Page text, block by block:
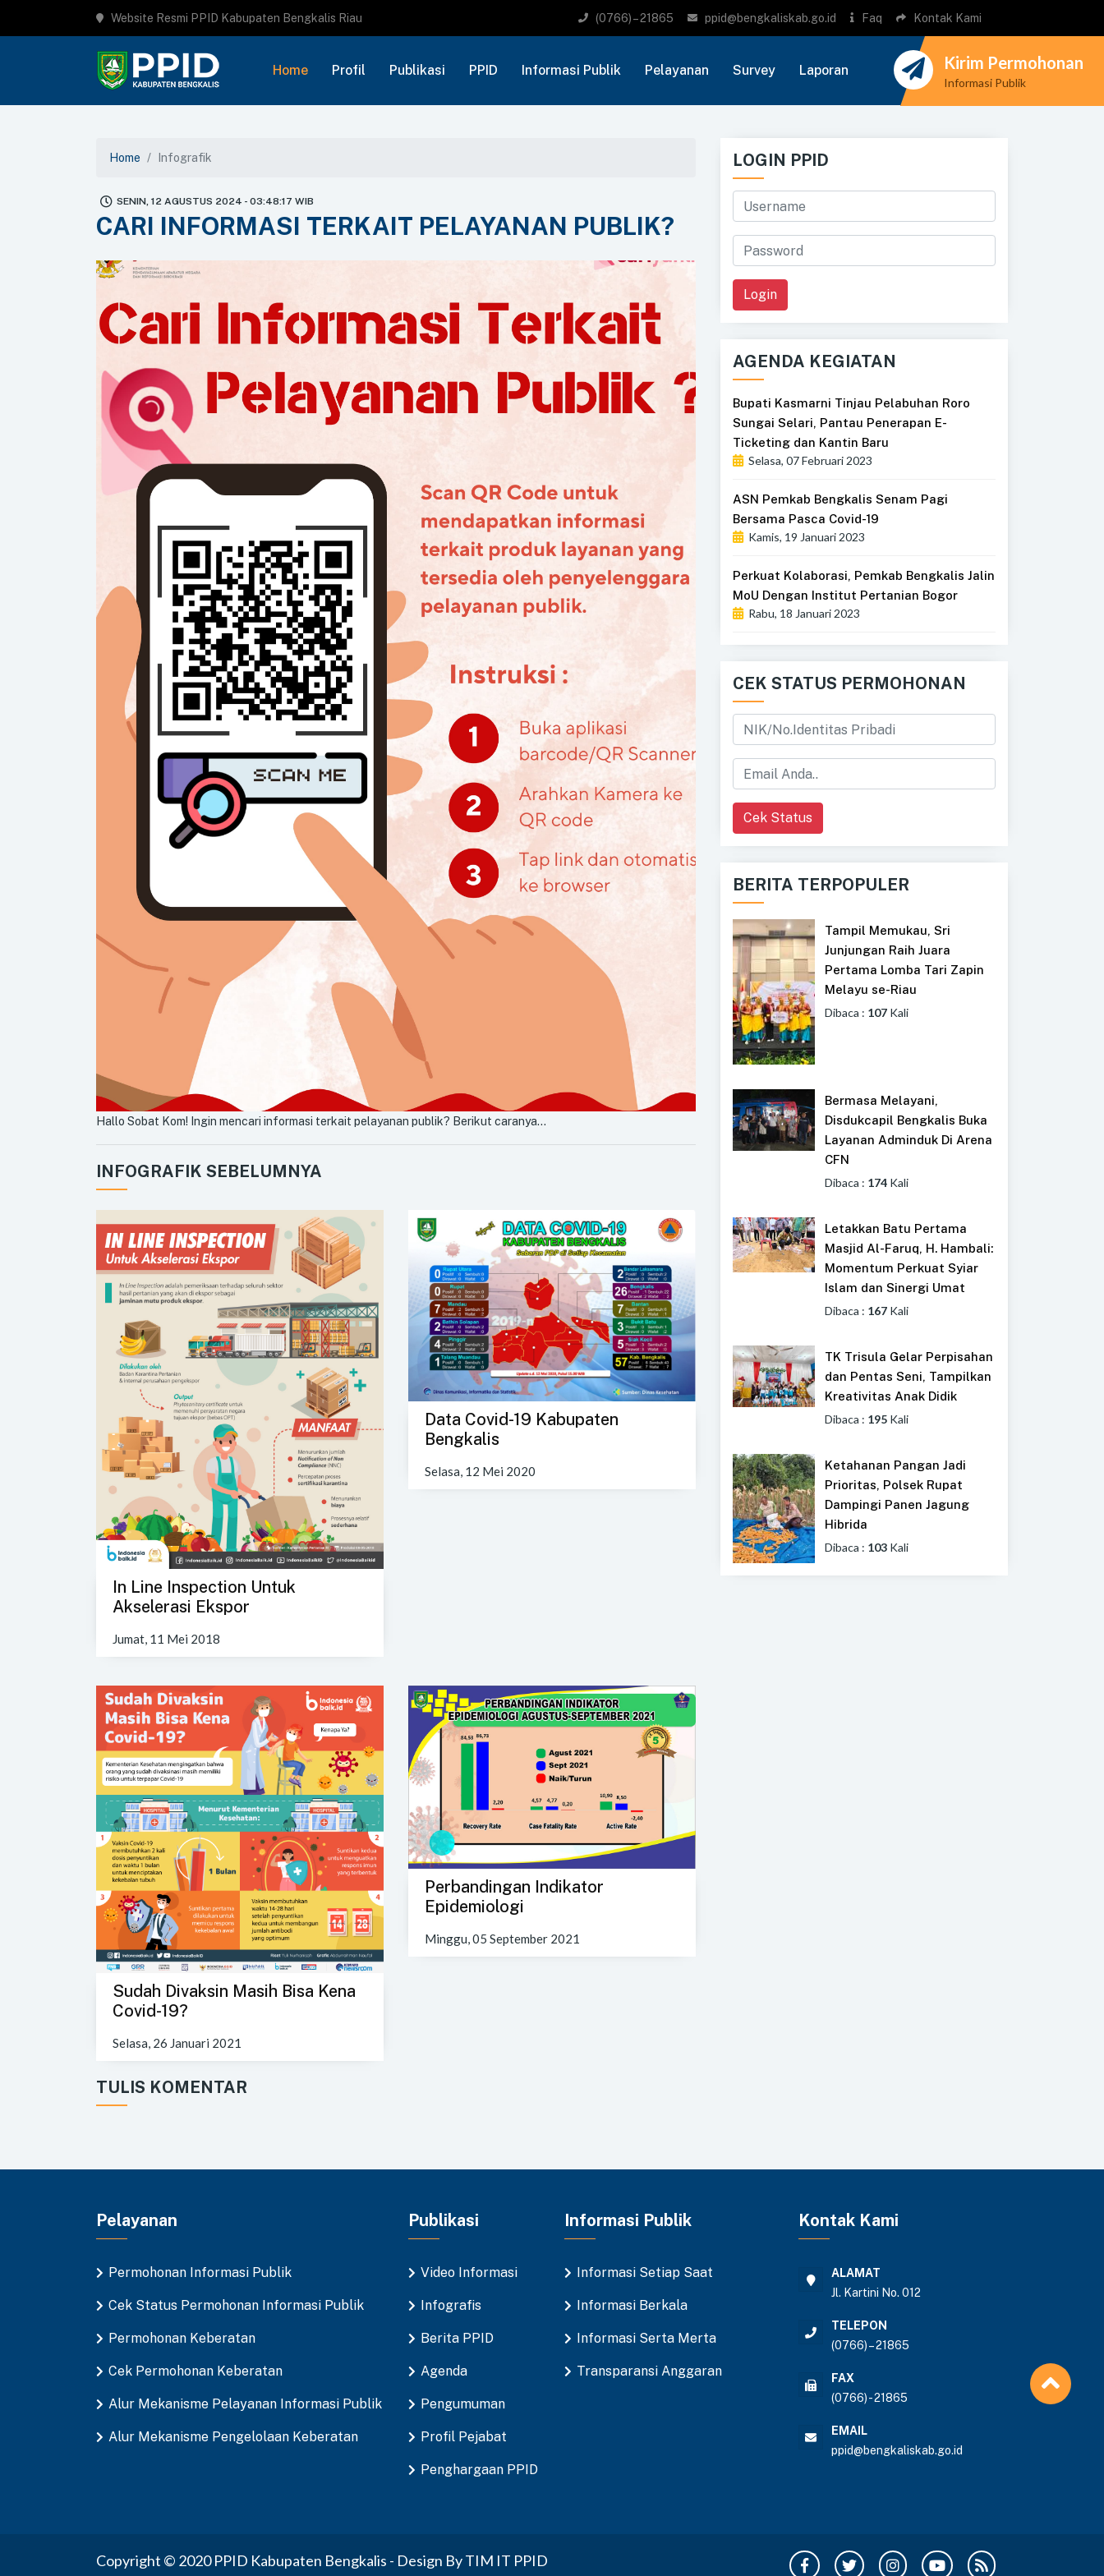
Website Resmi PPID Kabupaten Bengkalis Riau (0766) – 21865 ppid@bengkaliskab.go.id Faq Kontak Kami
Home Profil Publikasi PPID Informasi Publik Pelayanan Survey Laporan Kirim Permohonan
Informasi Publik
Home Infografik
SENIN, 12 AGUSTUS 2024 - 03:48:17 WIB
CARI INFORMASI TERKAIT PELAYANAN PUBLIK?
Hallo Sobat Kom! Ingin mencari informasi terkait pelayanan publik? Berikut caranya...
INFOGRAFIK SEBELUMNYA
In Line Inspection Untuk
Akselerasi Ekspor
Jumat, 11 Mei 2018
Data Covid-19 Kabupaten
Bengkalis
Selasa, 12 Mei 2020
Sudah Divaksin Masih Bisa Kena
Covid-19?
Selasa, 26 Januari 2021
Perbandingan Indikator
Epidemiologi
Minggu, 05 September 2021
TULIS KOMENTAR
LOGIN PPID
Login
AGENDA KEGIATAN
Bupati Kasmarni Tinjau Pelabuhan Roro
Sungai Selari, Pantau Penerapan E-
Ticketing dan Kantin Baru
Selasa, 07 Februari 2023
ASN Pemkab Bengkalis Senam Pagi
Bersama Pasca Covid-19
Kamis, 19 Januari 2023
Perkuat Kolaborasi, Pemkab Bengkalis Jalin
MoU Dengan Institut Pertanian Bogor
Rabu, 18 Januari 2023
CEK STATUS PERMOHONAN
Cek Status
BERITA TERPOPULER
Tampil Memukau, Sri
Junjungan Raih Juara
Pertama Lomba Tari Zapin
Melayu se-Riau
Dibaca : 107 Kali
Bermasa Melayani,
Disdukcapil Bengkalis Buka
Layanan Adminduk Di Arena
CFN
Dibaca : 174 Kali
Letakkan Batu Pertama
Masjid Al-Faruq, H. Hambali:
Momentum Perkuat Syiar
Islam dan Sinergi Umat
Dibaca : 167 Kali
TK Trisula Gelar Perpisahan
dan Pentas Seni, Tampilkan
Kreativitas Anak Didik
Dibaca : 195 Kali
Ketahanan Pangan Jadi
Prioritas, Polsek Rupat
Dampingi Panen Jagung
Hibrida
Dibaca : 103 Kali
Pelayanan
Permohonan Informasi Publik
Cek Status Permohonan Informasi Publik
Permohonan Keberatan
Cek Permohonan Keberatan
Alur Mekanisme Pelayanan Informasi Publik
Alur Mekanisme Pengelolaan Keberatan
Publikasi
Video Informasi
Infografis
Berita PPID
Agenda
Pengumuman
Profil Pejabat
Penghargaan PPID
Informasi Publik
Informasi Setiap Saat
Informasi Berkala
Informasi Serta Merta
Transparansi Anggaran
Kontak Kami
ALAMAT
Jl. Kartini No. 012
TELEPON
(0766) – 21865
FAX
(0766) - 21865
EMAIL
ppid@bengkaliskab.go.id
Copyright © 2020 PPID Kabupaten Bengkalis - Design By TIM IT PPID